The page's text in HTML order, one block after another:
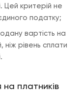
Цей критерій не
податку;
вартість на
ніж рівень сплати
платників